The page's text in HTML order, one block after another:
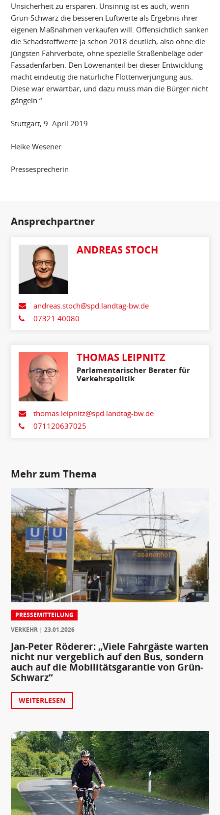
Unsicherheit zu ersparen. Unsinnig ist es auch, wenn
Grün-Schwarz die besseren Luftwerte als Ergebnis ihrer
eigenen Maßnahmen verkaufen will. Offensichtlich sanken
die Schadstoffwerte ja schon 2018 deutlich, also ohne die
jüngsten Fahrverbote, ohne spezielle Straßenbeläge oder
Fassadenfarben. Den Löwenanteil bei dieser Entwicklung
macht eindeutig die natürliche Flottenverjüngung aus.
Diese war erwartbar, und dazu muss man die Bürger nicht
gängeln.“
Stuttgart, 9. April 2019
Heike Wesener
Pressesprecherin
Ansprechpartner
ANDREAS STOCH
andreas.stoch@spd.landtag-bw.de
07321 40080
THOMAS LEIPNITZ
Parlamentarischer Berater für
Verkehrspolitik
thomas.leipnitz@spd.landtag-bw.de
071120637025
Mehr zum Thema
PRESSEMITTEILUNG
VERKEHR
23.01.2026
Jan-Peter Röderer: „Viele Fahrgäste warten
nicht nur vergeblich auf den Bus, sondern
auch auf die Mobilitätsgarantie von Grün-
Schwarz“
WEITERLESEN